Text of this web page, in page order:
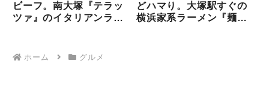
ビーフ。南大塚『テラッ
ツァ』のイタリアンラン
どハマり。大塚駅すぐの
横浜家系ラーメン『麺屋
ホーム グルメ